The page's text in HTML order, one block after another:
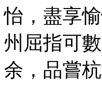
怡，盡享
州屈指可
余，品嘗